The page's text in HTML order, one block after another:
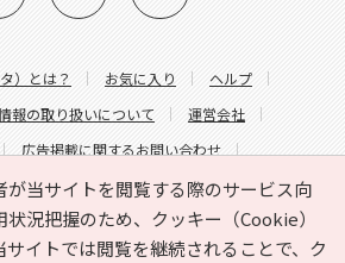
が当サイトを閲覧する際のサービス向
状況把握のため、クッキー（Cookie）
イトでは閲覧を継続されることで、ク
）とは？ お気に入り
ヘルプ
報の取り扱いについて
運営会社
広告掲載に関するお問い合わせ
の内容に関するお問い合わせ